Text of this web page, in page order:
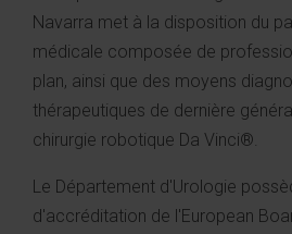
Navarra met à la disposition du
médicale composée de
plan, ainsi que des moyens
thérapeutiques de dernière
chirurgie robotique Da Vinci®.
Le Département d'Urologie
d'accréditation de l'European